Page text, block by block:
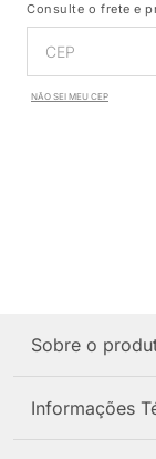
Consulte o frete e
NÃO SEI MEU CEP
Sobre o
Informações